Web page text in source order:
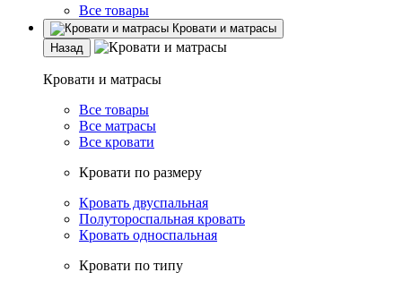
Все товары
Кровати и матрасы
Назад
Кровати и матрасы
Все товары
Все матрасы
Все кровати
Кровати по размеру
Кровать двуспальная
Полутороспальная кровать
Кровать односпальная
Кровати по типу